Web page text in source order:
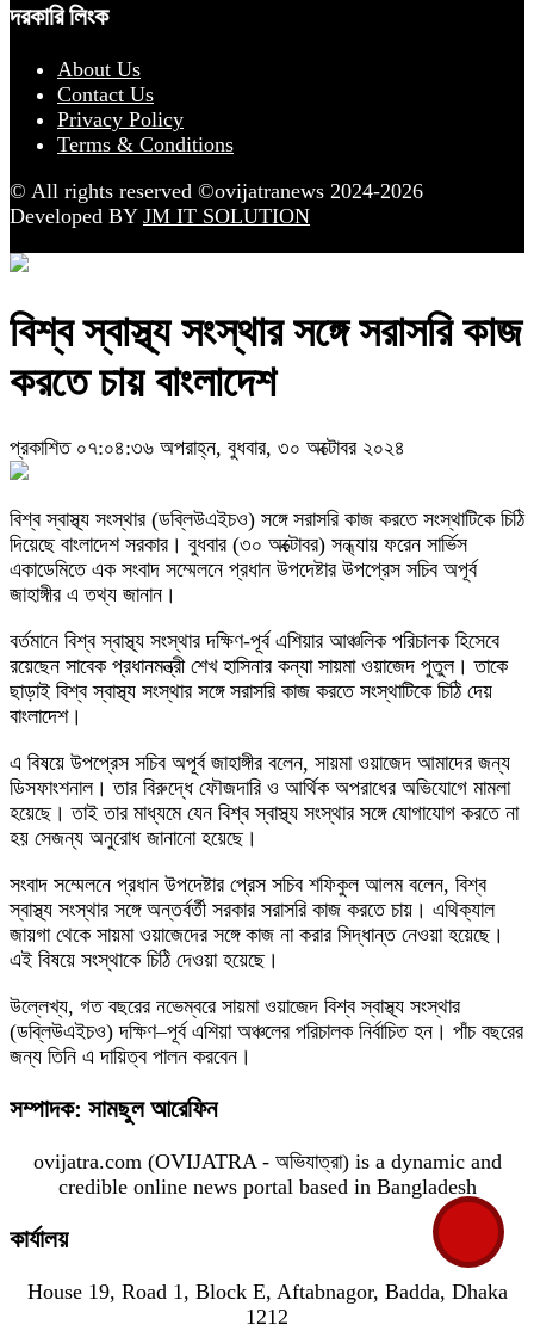
দরকারি লিংক
About Us
Contact Us
Privacy Policy
Terms & Conditions
© All rights reserved ©ovijatranews 2024-2026
Developed BY JM IT SOLUTION
বিশ্ব স্বাস্থ্য সংস্থার সঙ্গে সরাসরি কাজ
করতে চায় বাংলাদেশ
প্রকাশিত ০৭:০৪:৩৬ অপরাহ্ন, বুধবার, ৩০ অক্টোবর ২০২৪
বিশ্ব স্বাস্থ্য সংস্থার (ডব্লিউএইচও) সঙ্গে সরাসরি কাজ করতে সংস্থাটিকে চিঠি
দিয়েছে বাংলাদেশ সরকার। বুধবার (৩০ অক্টোবর) সন্ধ্যায় ফরেন সার্ভিস
একাডেমিতে এক সংবাদ সম্মেলনে প্রধান উপদেষ্টার উপপ্রেস সচিব অপূর্ব
জাহাঙ্গীর এ তথ্য জানান।
বর্তমানে বিশ্ব স্বাস্থ্য সংস্থার দক্ষিণ-পূর্ব এশিয়ার আঞ্চলিক পরিচালক হিসেবে
রয়েছেন সাবেক প্রধানমন্ত্রী শেখ হাসিনার কন্যা সায়মা ওয়াজেদ পুতুল। তাকে
ছাড়াই বিশ্ব স্বাস্থ্য সংস্থার সঙ্গে সরাসরি কাজ করতে সংস্থাটিকে চিঠি দেয়
বাংলাদেশ।
এ বিষয়ে উপপ্রেস সচিব অপূর্ব জাহাঙ্গীর বলেন, সায়মা ওয়াজেদ আমাদের জন্য
ডিসফাংশনাল। তার বিরুদ্ধে ফৌজদারি ও আর্থিক অপরাধের অভিযোগে মামলা
হয়েছে। তাই তার মাধ্যমে যেন বিশ্ব স্বাস্থ্য সংস্থার সঙ্গে যোগাযোগ করতে না
হয় সেজন্য অনুরোধ জানানো হয়েছে।
সংবাদ সম্মেলনে প্রধান উপদেষ্টার প্রেস সচিব শফিকুল আলম বলেন, বিশ্ব
স্বাস্থ্য সংস্থার সঙ্গে অন্তর্বর্তী সরকার সরাসরি কাজ করতে চায়। এথিক্যাল
জায়গা থেকে সায়মা ওয়াজেদের সঙ্গে কাজ না করার সিদ্ধান্ত নেওয়া হয়েছে।
এই বিষয়ে সংস্থাকে চিঠি দেওয়া হয়েছে।
উল্লেখ্য, গত বছরের নভেম্বরে সায়মা ওয়াজেদ বিশ্ব স্বাস্থ্য সংস্থার
(ডব্লিউএইচও) দক্ষিণ–পূর্ব এশিয়া অঞ্চলের পরিচালক নির্বাচিত হন। পাঁচ বছরের
জন্য তিনি এ দায়িত্ব পালন করবেন।
সম্পাদক: সামছুল আরেফিন
ovijatra.com (OVIJATRA - অভিযাত্রা) is a dynamic and
credible online news portal based in Bangladesh
কার্যালয়
House 19, Road 1, Block E, Aftabnagor, Badda, Dhaka
1212